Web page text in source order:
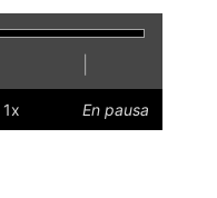
Lent
En pausa